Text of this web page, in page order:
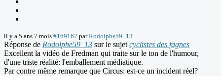
il y a 5 ans 7 mois #169167 parRodolphe59_13
Réponse de Rodolphe59_13 sur le sujet cyclistes des fagnes
Excellent la vidéo de Fredman qui traite sur le ton de l'humour,
d'une triste réalité: l'emballement médiatique.
Par contre même remarque que Circus: est-ce un incident réel?